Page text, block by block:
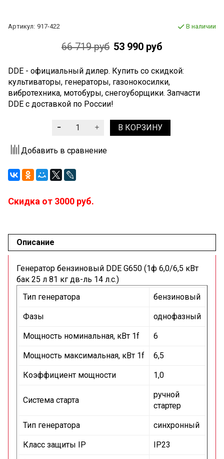
Артикул: 917-422 В наличии
66 719 руб 53 990 руб
DDE - официальный дилер. Купить со скидкой:
культиваторы, генераторы, газонокосилки,
вибротехника, мотобуры, снегоуборщики. Запчасти
DDE c доставкой по России!
В КОРЗИНУ
Добавить в сравнение
Скидка от 3000 руб.
Описание
Генератор бензиновый DDE G650 (1ф 6,0/6,5 кВт
бак 25 л 81 кг дв-ль 14 л.с.)
Тип генератора
бензиновый
Фазы однофазный
Мощность номинальная, кВт 1f 6
Мощность максимальная, кВт 1f 6,5
Коэффициент мощности 1,0
Система старта
ручной
стартер
Тип генератора синхронный
Класс защиты IP IP23